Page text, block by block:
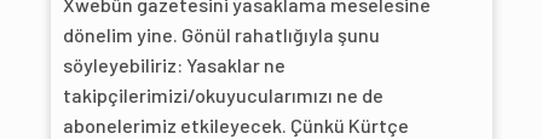
Xwebûn gazetesini yasaklama meselesine
dönelim yine. Gönül rahatlığıyla şunu
söyleyebiliriz: Yasaklar ne
takipçilerimizi/okuyucularımızı ne de
abonelerimiz etkileyecek. Çünkü Kürtçe